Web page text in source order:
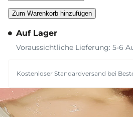
Zum Warenkorb hinzufügen
Auf Lager
Voraussichtliche Lieferung: 5-6
Kostenloser Standardversand bei